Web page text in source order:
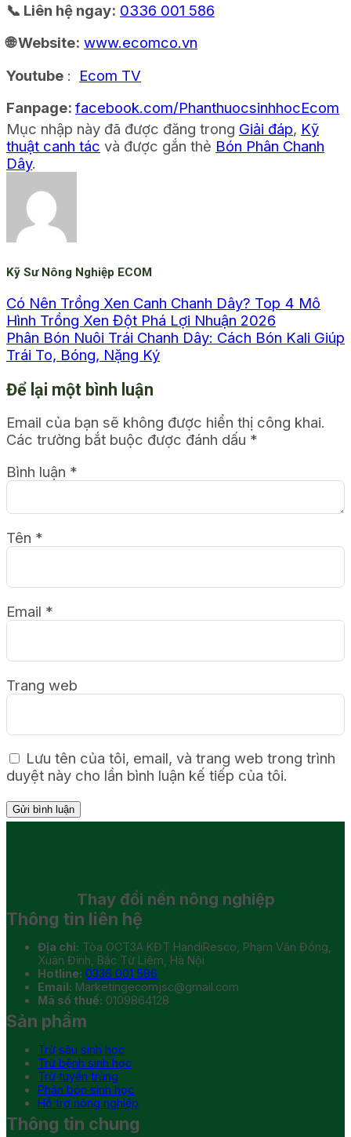
📞 Liên hệ ngay: 0336 001 586
🌐 Website: www.ecomco.vn
Youtube : Ecom TV
Fanpage: facebook.com/PhanthuocsinhhocEcom
Mục nhập này đã được đăng trong Giải đáp, Kỹ
thuật canh tác và được gắn thẻ Bón Phân Chanh
Dây.
Kỹ Sư Nông Nghiệp ECOM
Có Nên Trồng Xen Canh Chanh Dây? Top 4 Mô
Hình Trồng Xen Đột Phá Lợi Nhuận 2026
Phân Bón Nuôi Trái Chanh Dây: Cách Bón Kali Giúp
Trái To, Bóng, Nặng Ký
Để lại một bình luận
Email của bạn sẽ không được hiển thị công khai.
Các trường bắt buộc được đánh dấu *
Bình luận *
Tên *
Email *
Trang web
Lưu tên của tôi, email, và trang web trong trình
duyệt này cho lần bình luận kế tiếp của tôi.
Thay đổi nền nông nghiệp
Thông tin liên hệ
Địa chỉ: Tòa OCT3A KĐT HandiResco, Phạm Văn Đồng,
Xuân Đỉnh, Bắc Từ Liêm, Hà Nội
Hotline: 0336 001 586
Email: Marketingecomjsc@gmail.com
Mã số thuế: 0109864128
Sản phẩm
Trừ sâu sinh học
Trừ bệnh sinh học
Trừ tuyến trùng
Phân bón sinh học
Hỗ trợ nông nghiệp
Thông tin chung